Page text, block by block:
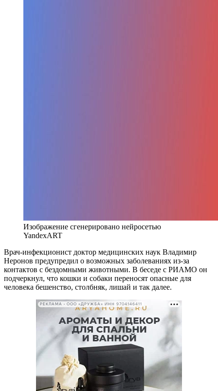
Изображение сгенерировано нейросетью
YandexART
Врач-инфекционист доктор медицинских наук Владимир
Неронов предупредил о возможных заболеваниях из-за
контактов с бездомными животными. В беседе с РИАМО он
подчеркнул, что кошки и собаки переносят опасные для
человека бешенство, столбняк, лишай и так далее.
РЕКЛАМА • ООО «ДРУЖБА» ИНН 9704146411